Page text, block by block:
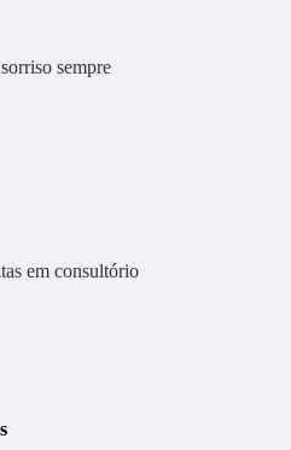
sempre
em consultório